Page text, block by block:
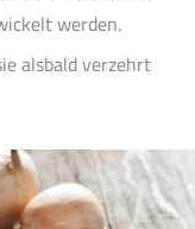
werden.
alsbald verzehrt